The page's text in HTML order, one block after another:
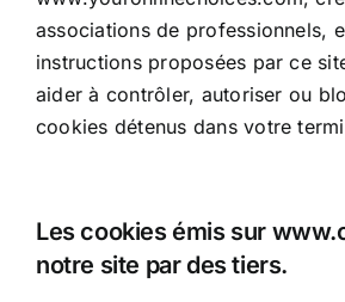
associations de professionnels,
instructions proposées par ce
aider à contrôler, autoriser ou
cookies détenus dans votre
Les cookies émis sur
notre site par des tiers.